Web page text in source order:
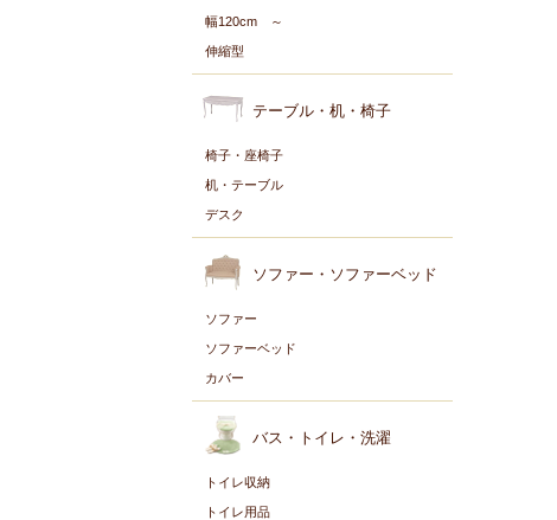
幅120cm ～
伸縮型
テーブル・机・椅子
椅子・座椅子
机・テーブル
デスク
ソファー・ソファーベッド
ソファー
ソファーベッド
カバー
バス・トイレ・洗濯
トイレ収納
トイレ用品